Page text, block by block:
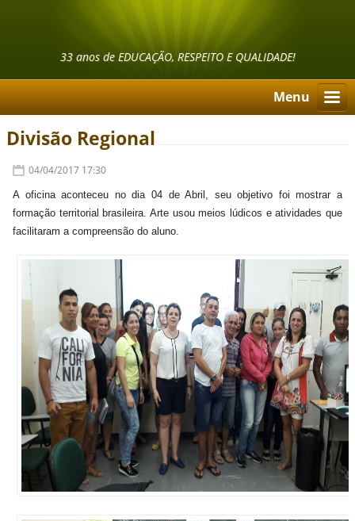
33 anos de EDUCAÇÃO, RESPEITO E QUALIDADE!
Menu
Divisão Regional
04/04/2017 17:30
A oficina aconteceu no dia 04 de Abril, seu objetivo foi mostrar a
formação territorial brasileira. Arte usou meios lúdicos e atividades que
facilitaram a compreensão do aluno.